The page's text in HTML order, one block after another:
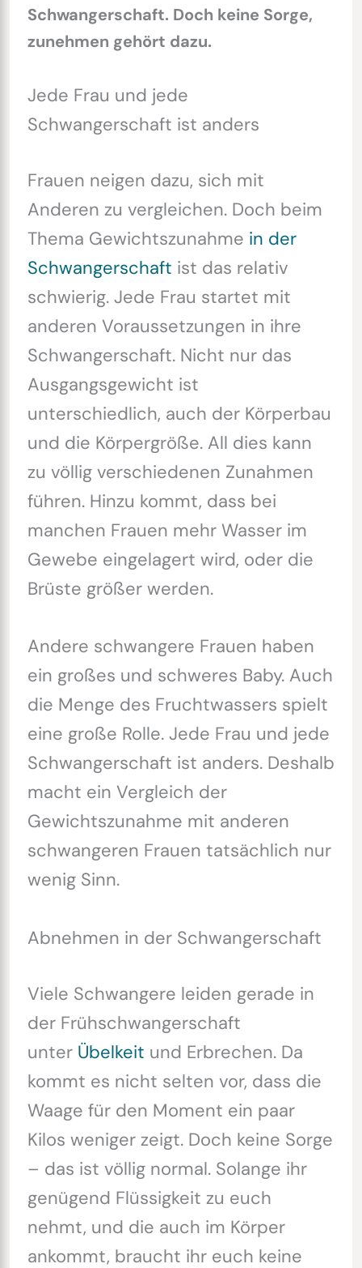
Schwangerschaft. Doch keine Sorge,
zunehmen gehört dazu.
Jede Frau und jede
Schwangerschaft ist anders
Frauen neigen dazu, sich mit
Anderen zu vergleichen. Doch beim
Thema Gewichtszunahme in der
Schwangerschaft ist das relativ
schwierig. Jede Frau startet mit
anderen Voraussetzungen in ihre
Schwangerschaft. Nicht nur das
Ausgangsgewicht ist
unterschiedlich, auch der Körperbau
und die Körpergröße. All dies kann
zu völlig verschiedenen Zunahmen
führen. Hinzu kommt, dass bei
manchen Frauen mehr Wasser im
Gewebe eingelagert wird, oder die
Brüste größer werden.
Andere schwangere Frauen haben
ein großes und schweres Baby. Auch
die Menge des Fruchtwassers spielt
eine große Rolle. Jede Frau und jede
Schwangerschaft ist anders. Deshalb
macht ein Vergleich der
Gewichtszunahme mit anderen
schwangeren Frauen tatsächlich nur
wenig Sinn.
Abnehmen in der Schwangerschaft
Viele Schwangere leiden gerade in
der Frühschwangerschaft
unter Übelkeit und Erbrechen. Da
kommt es nicht selten vor, dass die
Waage für den Moment ein paar
Kilos weniger zeigt. Doch keine Sorge
– das ist völlig normal. Solange ihr
genügend Flüssigkeit zu euch
nehmt, und die auch im Körper
ankommt, braucht ihr euch keine